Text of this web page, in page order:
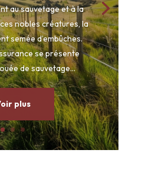
au sauvetage et à la
nobles créatures, la
semée d’embûches.
se présente
de sauvetage...
plus